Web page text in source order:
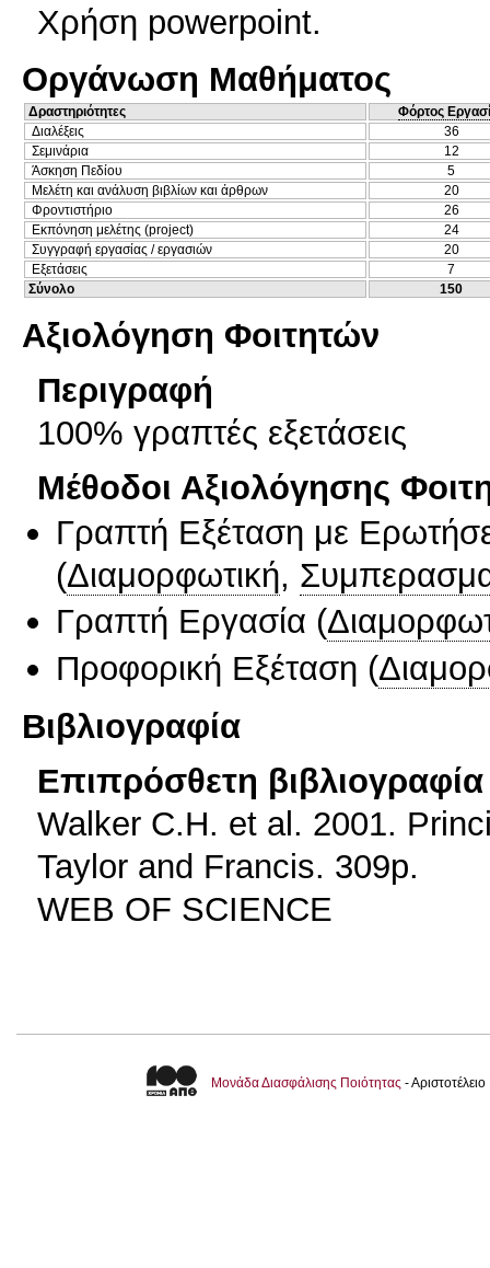
Χρήση powerpoint.
Οργάνωση Μαθήματος
Δραστηριότητες
Φόρτος
Διαλέξεις
36
Σεμινάρια
12
Άσκηση Πεδίου
5
Μελέτη και ανάλυση βιβλίων και άρθρων
20
Φροντιστήριο
26
Εκπόνηση μελέτης (project)
24
Συγγραφή εργασίας / εργασιών
20
Εξετάσεις
7
Σύνολο
150
Αξιολόγηση Φοιτητών
Περιγραφή
100% γραπτές εξετάσεις
Μέθοδοι Αξιολόγησης
Γραπτή Εξέταση με
(Διαμορφωτική,
Γραπτή Εργασία (
Προφορική Εξέταση (
Βιβλιογραφία
Επιπρόσθετη βιβλιογραφία
Walker C.H. et al. 2001.
Taylor and Francis. 309p.
WEB OF SCIENCE
Μονάδα Διασφάλισης Ποιότητας -